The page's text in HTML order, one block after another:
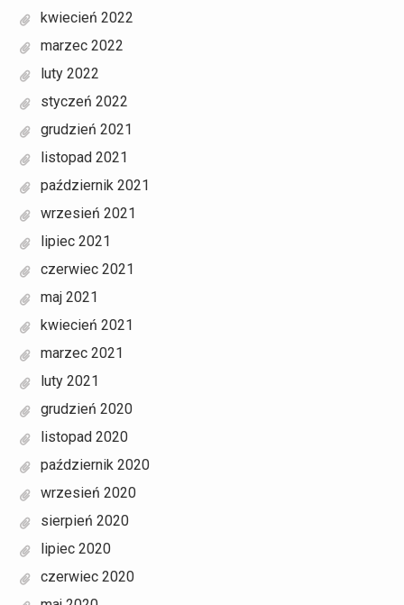
kwiecień 2022
marzec 2022
luty 2022
styczeń 2022
grudzień 2021
listopad 2021
październik 2021
wrzesień 2021
lipiec 2021
czerwiec 2021
maj 2021
kwiecień 2021
marzec 2021
luty 2021
grudzień 2020
listopad 2020
październik 2020
wrzesień 2020
sierpień 2020
lipiec 2020
czerwiec 2020